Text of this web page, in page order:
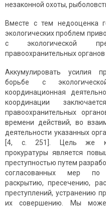
незаконной охоты,
Вместе с тем недооценка
экологических проблем
с экологической
правоохранительных органов
Аккумулировать усилия
борьбе с
координационная
координации
правоохранительных
времени действий, во
деятельности указанных
[4, с. 251]. Цель же
прокуратуры является
преступностью путем
согласованных мер по
раскрытию, пресечению,
преступлений, устранению
их совершению. Мы